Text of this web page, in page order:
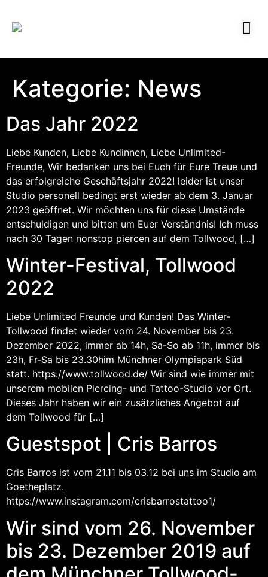
Kategorie: News
Das Jahr 2022
Liebe Kunden, Liebe Kundinnen, Liebe Unlimited-
Freunde, Wir bedanken uns bei Euch für Eure Treue und
das erfolgreiche Geschäftsjahr 2022! leider ist unser
Studio personell bedingt erst wieder ab dem 3. Januar
2023 geöffnet. Wir möchten uns für diese Umstände
entschuldigen und bitten um Euer Verständnis! Ich muss
nach 30 Tagen nonstop piercen auf dem Tollwood, […]
Winter-Festival, Tollwood
2022
Liebe Unlimited Freunde und Kunden! Das Winter-
Tollwood findet wieder vom 24. November bis 23.
Dezember 2022, immer ab 14h, Sa-So ab 11h, immer bis
23h, Fr-Sa bis 23.30him Münchner Olympiapark Süd
statt. https://www.tollwood.de/ Wir sind wie immer mit
unserem mobilen Piercing- und Tattoo-Studio vor Ort.
Dieses Jahr haben wir ein zusätzliches Angebot auf
dem Tollwood für […]
Guestspot | Cris Barros
Cris Barros ist vom 21.11 bis 03.12 bei uns im Studio am
Goetheplatz.
https://www.instagram.com/crisbarrostattoo1/
Wir sind vom 26. November
bis 23. Dezember 2019 auf